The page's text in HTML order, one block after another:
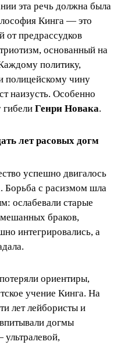
эта речь должна была
Кинга — это
от предрассудков
основанный на
политику,
полицейскому чину
наизусть. Особенно
Генри Новака.
лет расовых догм
успешно двигалось
Борьба с расизмом шла
ослабевали старые
браков,
интегрировались, а
ориентиры,
учение Кинга. На
лет лейбористы и
догмы